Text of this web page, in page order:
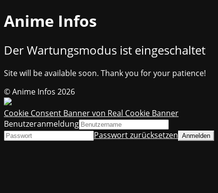
Anime Infos
Der Wartungsmodus ist eingeschaltet
Site will be available soon. Thank you for your patience!
© Anime Infos 2026
Cookie Consent Banner von Real Cookie Banner
Benutzeranmeldung
Passwort zurücksetzen